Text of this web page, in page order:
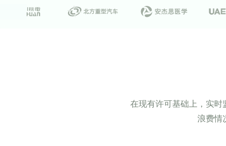
在现有许可基础上，实
浪费情